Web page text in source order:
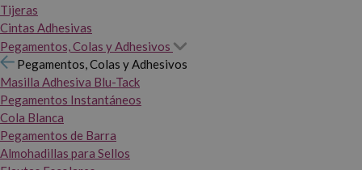
Tijeras
Cintas Adhesivas
Pegamentos, Colas y Adhesivos
Pegamentos, Colas y Adhesivos
Masilla Adhesiva Blu-Tack
Pegamentos Instantáneos
Cola Blanca
Pegamentos de Barra
Almohadillas para Sellos